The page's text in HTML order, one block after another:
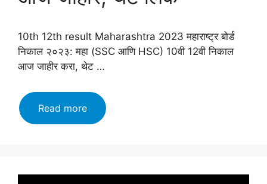
10th 12th result Maharashtra 2023 महाराष्ट्र बोर्ड
निकाल २०२३: महा (SSC आणि HSC) 10वी 12वी निकाल
आज जाहीर करा, थेट …
Read moreमहाराष्ट्र
बोर्डाचा